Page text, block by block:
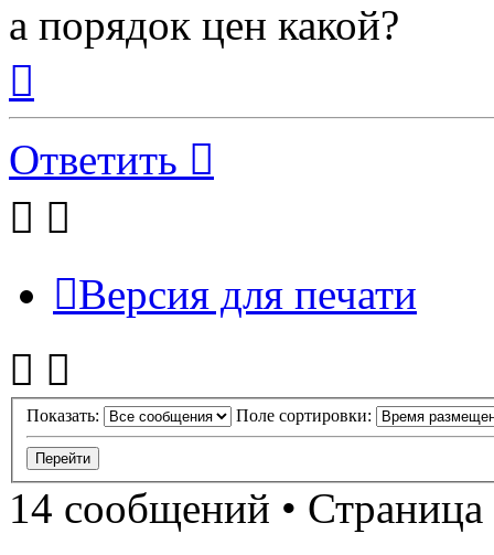
а порядок цен какой?
началу
Ответить
Версия для печати
Показать: Поле сортировки:
14 сообщений • Страница